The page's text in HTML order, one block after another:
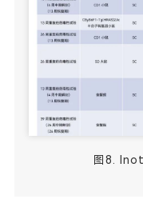
图8.